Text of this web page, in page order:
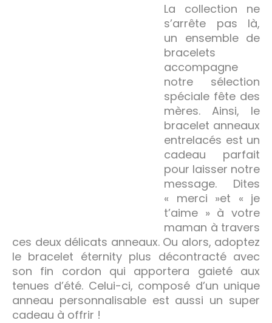
La collection ne
s’arrête pas là,
un ensemble de
bracelets
accompagne
notre sélection
spéciale fête des
mères. Ainsi, le
bracelet anneaux
entrelacés est un
cadeau parfait
pour laisser notre
message. Dites
« merci »et « je
t’aime » à votre
maman à travers
ces deux délicats anneaux. Ou alors, adoptez
le bracelet éternity plus décontracté avec
son fin cordon qui apportera gaieté aux
tenues d’été. Celui-ci, composé d’un unique
anneau personnalisable est aussi un super
cadeau à offrir !